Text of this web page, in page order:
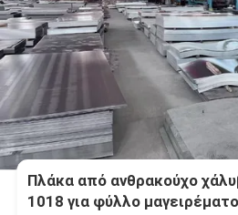
Πλάκα από ανθρακούχο
1018 για φύλλο